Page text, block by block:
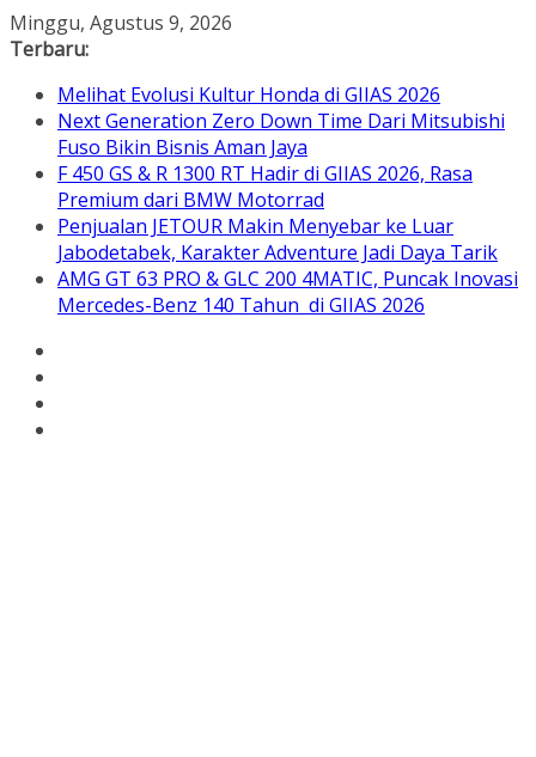
Skip
to
Minggu, Agustus 9, 2026
Terbaru:
Melihat Evolusi Kultur Honda di GIIAS 2026
Next Generation Zero Down Time Dari Mitsubishi
Fuso Bikin Bisnis Aman Jaya
F 450 GS & R 1300 RT Hadir di GIIAS 2026, Rasa
Premium dari BMW Motorrad
Penjualan JETOUR Makin Menyebar ke Luar
Jabodetabek, Karakter Adventure Jadi Daya Tarik
AMG GT 63 PRO & GLC 200 4MATIC, Puncak Inovasi
Mercedes-Benz 140 Tahun di GIIAS 2026